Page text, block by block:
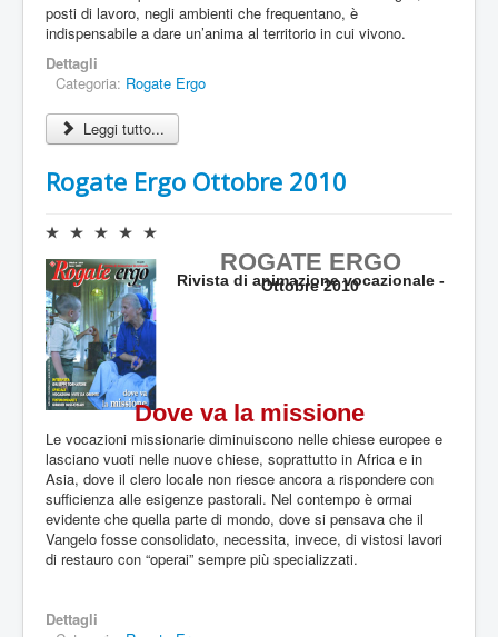
5
posti di lavoro, negli ambienti che frequentano, è
indispensabile a dare un’anima al territorio in cui vivono.
Dettagli
Categoria: Rogate Ergo
Leggi tutto...
Rogate Ergo Ottobre 2010
V
a
u
t
a
z
i
o
n
e
a
t
t
u
a
l
ROGATE ERGO
Rivista di animazione vocazionale -
Ottobre 2010
Dove va la missione
Le vocazioni missionarie diminuiscono nelle chiese europee e
lasciano vuoti nelle nuove chiese, soprattutto in Africa e in
Asia, dove il clero locale non riesce ancora a rispondere con
sufficienza alle esigenze pastorali. Nel contempo è ormai
evidente che quella parte di mondo, dove si pensava che il
Vangelo fosse consolidato, necessita, invece, di vistosi lavori
di restauro con “operai” sempre più specializzati.
Dettagli